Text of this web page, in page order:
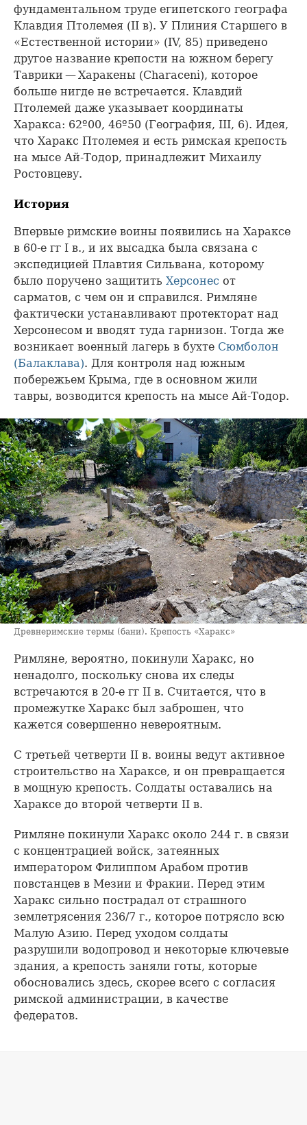
фундаментальном труде египетского географа
Клавдия Птолемея (II в). У Плиния Старшего в
«Естественной истории» (IV, 85) приведено
другое название крепости на южном берегу
Таврики — Харакены (Characeni), которое
больше нигде не встречается. Клавдий
Птолемей даже указывает координаты
Харакса: 62º00, 46º50 (География, III, 6). Идея,
что Харакс Птолемея и есть римская крепость
на мысе Ай-Тодор, принадлежит Михаилу
Ростовцеву.
История
Впервые римские воины появились на Хараксе
в 60-е гг I в., и их высадка была связана с
экспедицией Плавтия Сильвана, которому
было поручено защитить Херсонес от
сарматов, с чем он и справился. Римляне
фактически устанавливают протекторат над
Херсонесом и вводят туда гарнизон. Тогда же
возникает военный лагерь в бухте Сюмболон
(Балаклава). Для контроля над южным
побережьем Крыма, где в основном жили
тавры, возводится крепость на мысе Ай-Тодор.
Древнеримские термы (бани). Крепость «Харакс»
Римляне, вероятно, покинули Харакс, но
ненадолго, поскольку снова их следы
встречаются в 20-е гг II в. Считается, что в
промежутке Харакс был заброшен, что
кажется совершенно невероятным.
С третьей четверти II в. воины ведут активное
строительство на Хараксе, и он превращается
в мощную крепость. Солдаты оставались на
Хараксе до второй четверти II в.
Римляне покинули Харакс около 244 г. в связи
с концентрацией войск, затеянных
императором Филиппом Арабом против
повстанцев в Мезии и Фракии. Перед этим
Харакс сильно пострадал от страшного
землетрясения 236/7 г., которое потрясло всю
Малую Азию. Перед уходом солдаты
разрушили водопровод и некоторые ключевые
здания, а крепость заняли готы, которые
обосновались здесь, скорее всего с согласия
римской администрации, в качестве
федератов.